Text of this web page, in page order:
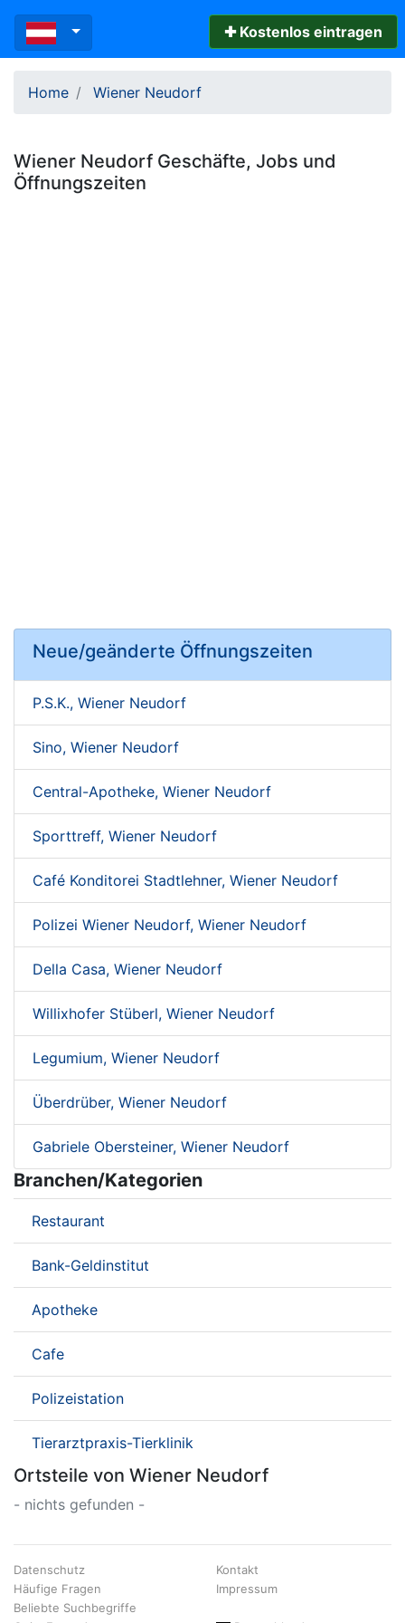
✚ Kostenlos eintragen
Home Wiener Neudorf
Wiener Neudorf Geschäfte, Jobs und
Öffnungszeiten
Ortsteile von Wiener Neudorf
- nichts gefunden -
Neue/geänderte Öffnungszeiten
P.S.K., Wiener Neudorf
Sino, Wiener Neudorf
Central-Apotheke, Wiener Neudorf
Sporttreff, Wiener Neudorf
Café Konditorei Stadtlehner, Wiener Neudorf
Polizei Wiener Neudorf, Wiener Neudorf
Della Casa, Wiener Neudorf
Willixhofer Stüberl, Wiener Neudorf
Legumium, Wiener Neudorf
Überdrüber, Wiener Neudorf
Gabriele Obersteiner, Wiener Neudorf
Branchen/Kategorien
Restaurant
Bank-Geldinstitut
Apotheke
Cafe
Polizeistation
Tierarztpraxis-Tierklinik
Datenschutz
Häufige Fragen
Beliebte Suchbegriffe
Kontakt
Impressum